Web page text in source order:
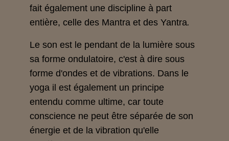
fait également une discipline à part
entière, celle des Mantra et des Yantra.
Le son est le pendant de la lumière sous
sa forme ondulatoire, c'est à dire sous
forme d'ondes et de vibrations. Dans le
yoga il est également un principe
entendu comme ultime, car toute
conscience ne peut être séparée de son
énergie et de la vibration qu'elle